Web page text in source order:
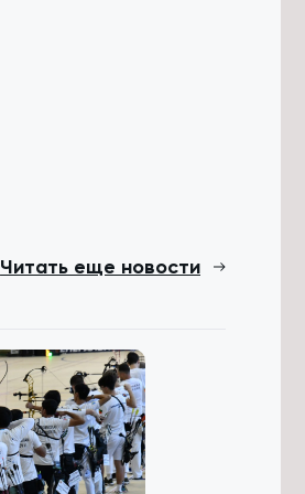
Читать еще новости